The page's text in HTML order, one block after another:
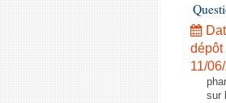
dépôt
11/
sur